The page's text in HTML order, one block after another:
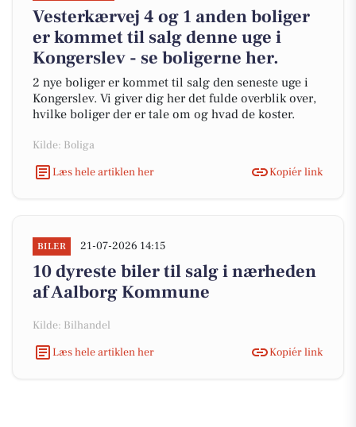
Vesterkærvej 4 og 1 anden boliger
er kommet til salg denne uge i
Kongerslev - se boligerne her.
2 nye boliger er kommet til salg den seneste uge i
Kongerslev. Vi giver dig her det fulde overblik over,
hvilke boliger der er tale om og hvad de koster.
Kilde: Boliga
Læs hele artiklen her
Kopiér link
BILER 21-07-2026 14:15
10 dyreste biler til salg i nærheden
af Aalborg Kommune
Kilde: Bilhandel
Læs hele artiklen her
Kopiér link